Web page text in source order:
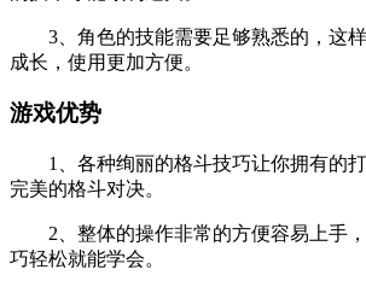
3、角色的技能需要足够熟悉的，这样
成长，使用更加方便。
游戏优势
1、各种绚丽的格斗技巧让你拥有的打
完美的格斗对决。
2、整体的操作非常的方便容易上手，
巧轻松就能学会。